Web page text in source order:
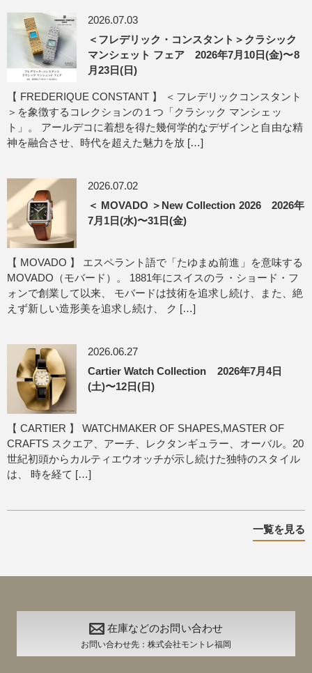
2026.07.03
＜フレデリック・コンスタント＞クラシック
マンシェット フェア 2026年7月10日(金)〜8
月23日(日)
【 FREDERIQUE CONSTANT 】 ＜フレデリックコンスタント
＞を象徴するコレクションの１つ「クラシック マンシェッ
ト」。 アールデコに着想を得た幾何学的なデザインと自由な精
神を融合させ、時代を超えた魅力を放 […]
2026.07.02
＜ MOVADO ＞New Collection 2026 2026年
7月1日(水)〜31日(金)
【 MOVADO 】 エスペラント語で「たゆまぬ前進」を意味する
MOVADO（モバード）。 1881年にスイスのラ・ショード・フ
ォンで創業して以来、 モバードは技術を追求し続け、また、絶
えず新しい造形美を追求し続け、 ク […]
2026.06.27
Cartier Watch Collection 2026年7月4日
(土)〜12日(日)
【 CARTIER 】 WATCHMAKER OF SHAPES,MASTER OF
CRAFTS スクエア、アーチ、レクタンギュラー、オーバル。20
世紀初頭からカルティエウオッチが示し続けた独特のスタイル
は、 時を経て […]
一覧を見る
在庫などのお問い合わせ
お問い合わせ先：株式会社モントレ福岡